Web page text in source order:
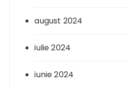
august 2024
iulie 2024
iunie 2024